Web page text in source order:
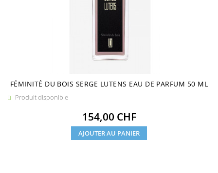
FÉMINITÉ DU BOIS SERGE LUTENS EAU DE PARFUM 50 ML
 Produit disponible
Prix
154,00 CHF
AJOUTER AU PANIER